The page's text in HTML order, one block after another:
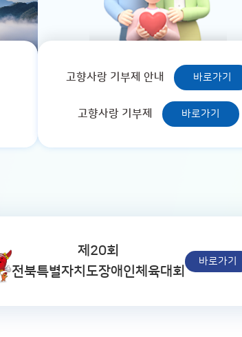
고향사랑 기부제 안내 바로가기
고향사랑 기부제 바로가기
제20회
전북특별자치도장애인체육대회
바로가기